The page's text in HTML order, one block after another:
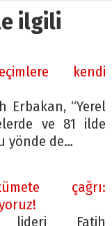
ilgili
kendi
Erbakan, “Yerel
ve 81 ilde
yönde de…
çağrı:
lideri Fatih